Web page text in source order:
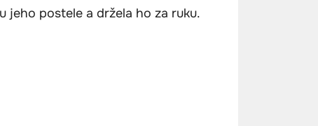
jeho postele a držela ho za ruku.